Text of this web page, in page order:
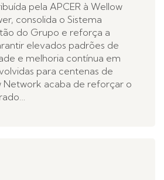
pela APCER à Wellow
consolida o Sistema
do Grupo e reforça a
elevados padrões de
e melhoria contínua em
para centenas de
Network acaba de reforçar o